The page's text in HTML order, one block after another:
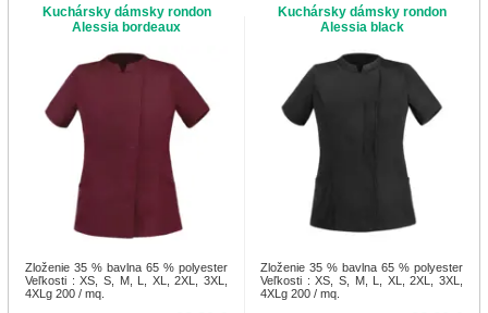
Kuchársky dámsky rondon
Alessia bordeaux
Zloženie 35 % bavlna 65 % polyester
Veľkosti : XS, S, M, L, XL, 2XL, 3XL,
4XLg 200 / mq.
Kuchársky dámsky rondon
Alessia black
Zloženie 35 % bavlna 65 % polyester
Veľkosti : XS, S, M, L, XL, 2XL, 3XL,
4XLg 200 / mq.